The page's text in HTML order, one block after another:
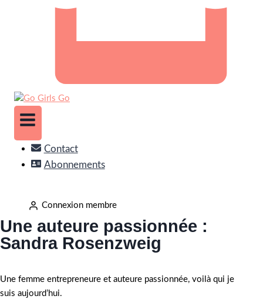
Contact
Abonnements
Connexion membre
Une auteure passionnée :
Sandra Rosenzweig
Une femme entrepreneure et auteure passionnée, voilà qui je
suis aujourd’hui.